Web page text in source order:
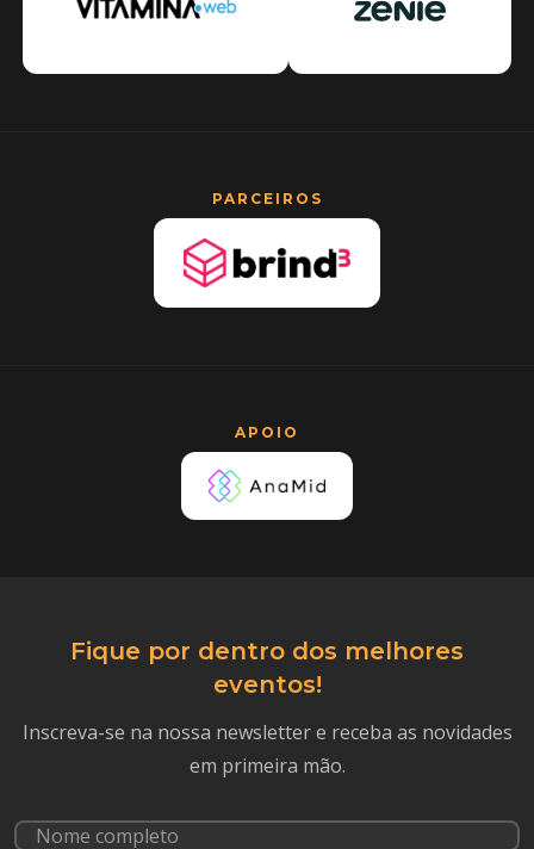
PARCEIROS
APOIO
Fique por dentro dos melhores
eventos!
Inscreva-se na nossa newsletter e receba as novidades
em primeira mão.